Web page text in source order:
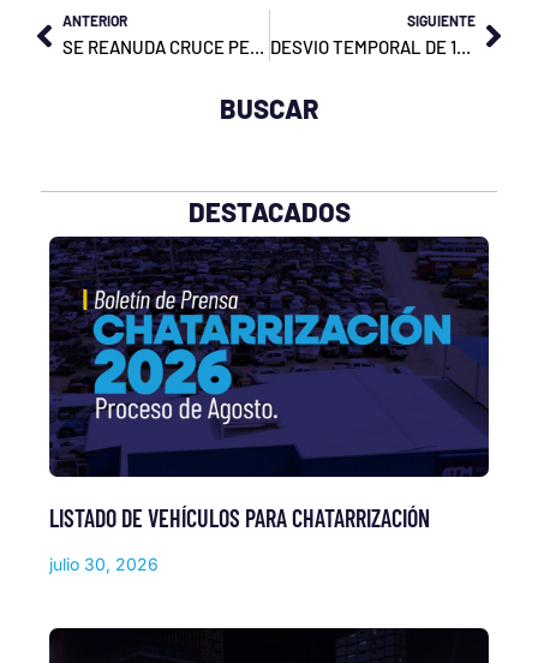
Prev
ANTERIOR
SE REANUDA CRUCE PEATONAL ELEVADO
SIGUIENTE
DESVIO TEMPORAL DE 12 LINEAS DE BUSES
BUSCAR
DESTACADOS
LISTADO DE VEHÍCULOS PARA CHATARRIZACIÓN
julio 30, 2026